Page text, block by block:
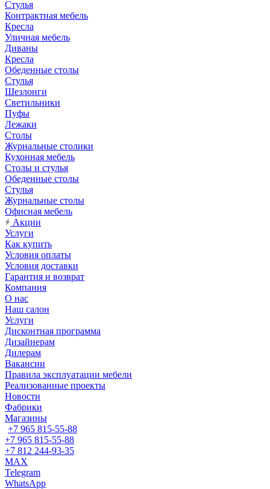
Стулья
Контрактная мебель
Кресла
Уличная мебель
Диваны
Кресла
Обеденные столы
Стулья
Шезлонги
Светильники
Пуфы
Лежаки
Столы
Журнальные столики
Кухонная мебель
Столы и стулья
Обеденные столы
Стулья
Журнальные столы
Офисная мебель
Акции
Услуги
Как купить
Условия оплаты
Условия доставки
Гарантия и возврат
Компания
О нас
Наш салон
Услуги
Дисконтная программа
Дизайнерам
Дилерам
Вакансии
Правила эксплуатации мебели
Реализованные проекты
Новости
Фабрики
Магазины
+7 965 815-55-88
+7 965 815-55-88
+7 812 244-93-35
MAX
Telegram
WhatsApp